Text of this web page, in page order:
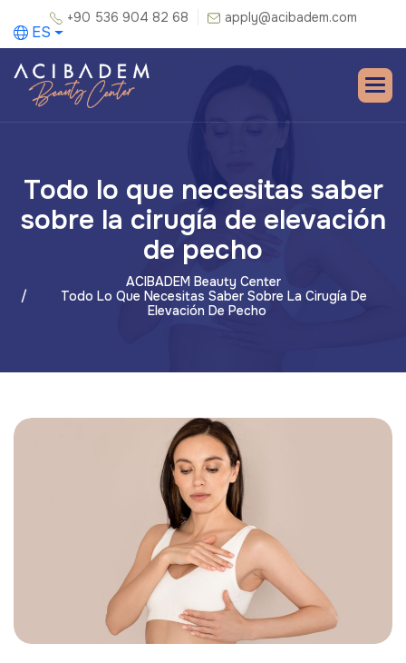
+90 536 904 82 68 apply@acibadem.com
ES
Todo lo que necesitas saber
sobre la cirugía de elevación
de pecho
ACIBADEM Beauty Center
Todo Lo Que Necesitas Saber Sobre La Cirugía De
Elevación De Pecho